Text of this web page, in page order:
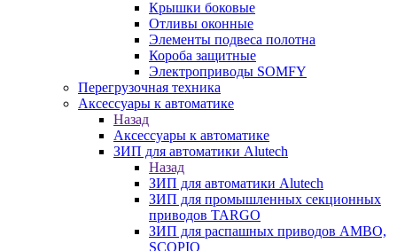
Крышки боковые
Отливы оконные
Элементы подвеса полотна
Короба защитные
Электроприводы SOMFY
Перегрузочная техника
Аксессуары к автоматике
Назад
Аксессуары к автоматике
ЗИП для автоматики Alutech
Назад
ЗИП для автоматики Alutech
ЗИП для промышленных секционных
приводов TARGO
ЗИП для распашных приводов AMBO,
SCOPIO